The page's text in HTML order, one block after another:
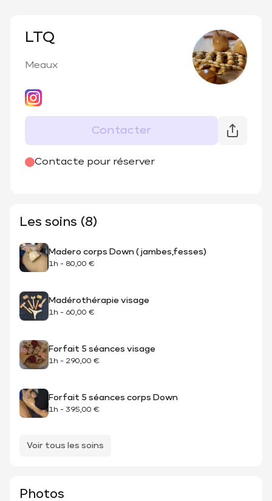
LTQ
Meaux
Contacter
Contacte pour réserver
@Latouche_queename
Les soins (8)
Madero corps Down ( jambes,fesses)
1h - 80,00 €
Madérothérapie visage
1h - 60,00 €
Forfait 5 séances visage
1h - 290,00 €
Forfait 5 séances corps Down
1h - 395,00 €
Voir tous les soins
Photos